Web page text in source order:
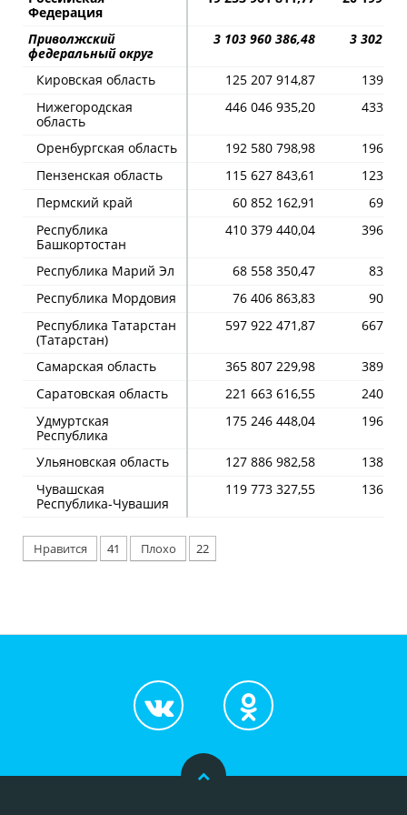
Федерация
Приволжский
федеральный округ
Кировская область
Нижегородская
область
Оренбургская область
Пензенская область
Пермский край
Республика
Башкортостан
Республика Марий Эл
Республика Мордовия
Республика Татарстан
(Татарстан)
Самарская область
Саратовская область
Удмуртская
Республика
Ульяновская область
Чувашская
Республика-Чувашия
3 103 960 386,48 3 302
125 207 914,87
139
446 046 935,20
433
192 580 798,98
196
115 627 843,61
123
60 852 162,91
69
410 379 440,04
396
68 558 350,47
83
76 406 863,83
90
597 922 471,87
667
365 807 229,98
389
221 663 616,55
240
175 246 448,04
196
127 886 982,58
138
119 773 327,55
136
Нравится 41 Плохо 22